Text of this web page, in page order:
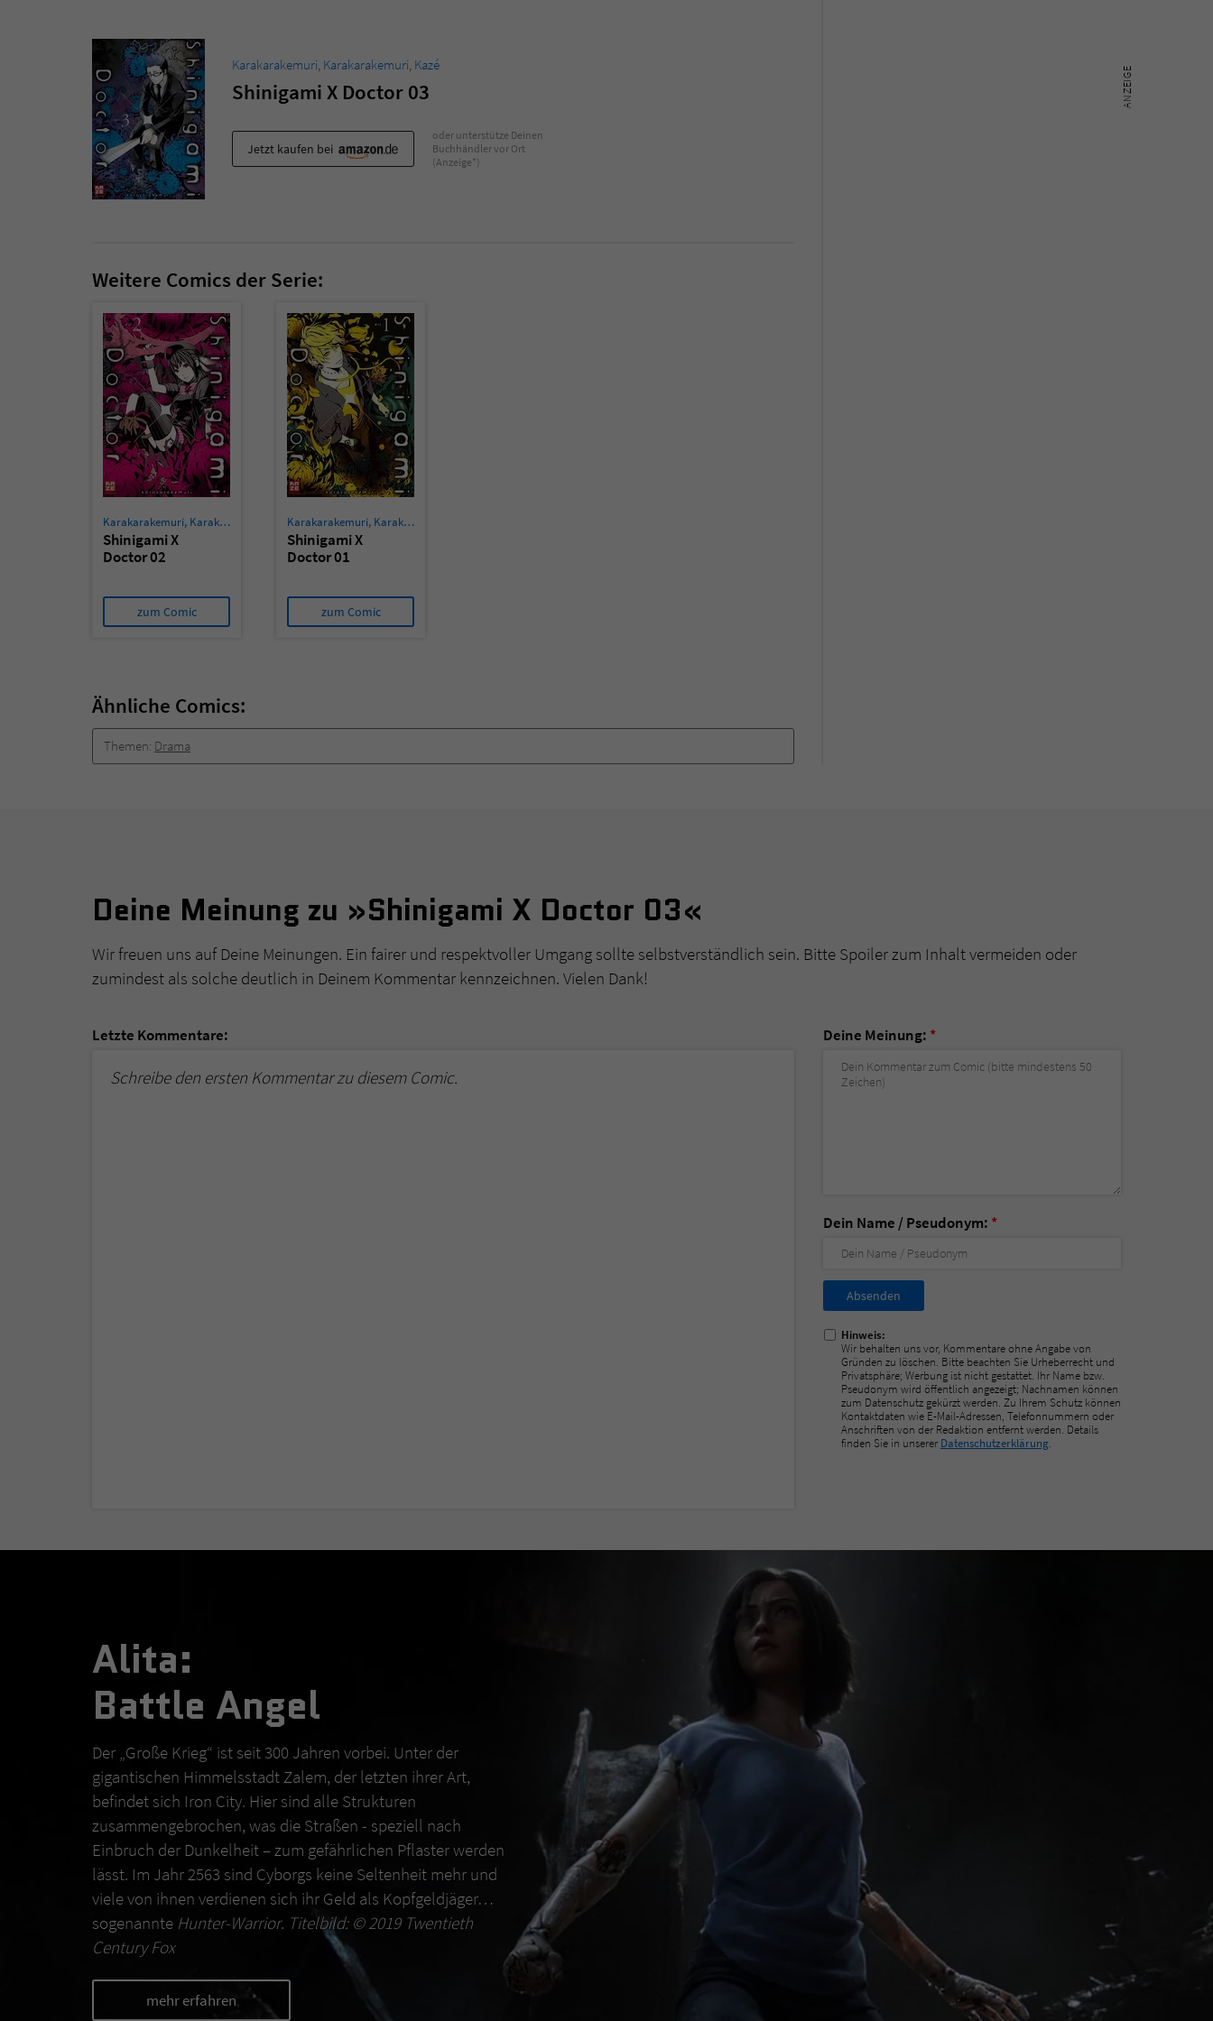
Karakarakemuri, Karakarakemuri, Kazé
Shinigami X Doctor 03
Jetzt kaufen bei
oder unterstütze Deinen
Buchhändler vor Ort
(Anzeige*)
Weitere Comics der Serie:
Karakarakemuri, Karakarakemuri
Shinigami X
Doctor 02
zum Comic
Karakarakemuri, Karakarakemuri
Shinigami X
Doctor 01
zum Comic
Ähnliche Comics:
Themen: Drama
Deine Meinung zu »Shinigami X Doctor 03«
Wir freuen uns auf Deine Meinungen. Ein fairer und respektvoller Umgang sollte selbstverständlich sein. Bitte Spoiler zum Inhalt vermeiden oder
zumindest als solche deutlich in Deinem Kommentar kennzeichnen. Vielen Dank!
Letzte Kommentare:
Schreibe den ersten Kommentar zu diesem Comic.
Deine Meinung: *
Dein Name / Pseudonym: *
Nicht
ausfüllen!
Hinweis:
Wir behalten uns vor, Kommentare ohne Angabe von
Gründen zu löschen. Bitte beachten Sie Urheberrecht und
Privatsphäre; Werbung ist nicht gestattet. Ihr Name bzw.
Pseudonym wird öffentlich angezeigt; Nachnamen können
zum Datenschutz gekürzt werden. Zu Ihrem Schutz können
Kontaktdaten wie E-Mail-Adressen, Telefonnummern oder
Anschriften von der Redaktion entfernt werden. Details
finden Sie in unserer Datenschutzerklärung.
Alita:
Battle Angel
Der „Große Krieg“ ist seit 300 Jahren vorbei. Unter der
gigantischen Himmelsstadt Zalem, der letzten ihrer Art,
befindet sich Iron City. Hier sind alle Strukturen
zusammengebrochen, was die Straßen - speziell nach
Einbruch der Dunkelheit – zum gefährlichen Pflaster werden
lässt. Im Jahr 2563 sind Cyborgs keine Seltenheit mehr und
viele von ihnen verdienen sich ihr Geld als Kopfgeldjäger…
sogenannte Hunter-Warrior. Titelbild: © 2019 Twentieth
Century Fox
mehr erfahren
Anbieter
Zweck